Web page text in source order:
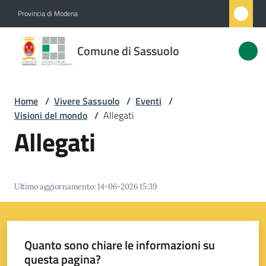
Provincia di Modena
Comune di Sassuolo
Comune
di
Servizi
Vivere
Sassuolo
Menu selezionato
Home / Vivere Sassuolo / Eventi /
Visioni del mondo / Allegati
Allegati
Ultimo aggiornamento:14-06-2026 15:39
Quanto sono chiare le informazioni su
questa pagina?